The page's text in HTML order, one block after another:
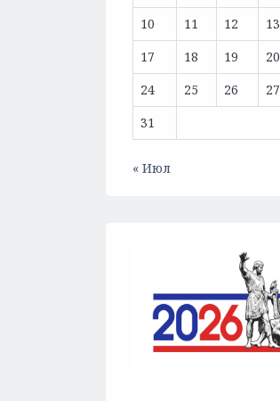
10
11 12 13
17
18 19 20
24
25 26 27
31
« Июл